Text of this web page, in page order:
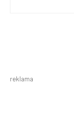
reklama